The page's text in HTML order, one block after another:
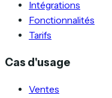
Intégrations
Fonctionnalités
Tarifs
Cas d'usage
Ventes